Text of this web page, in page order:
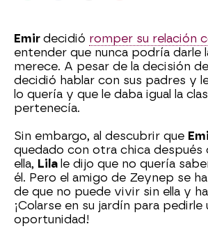
Emir decidió romper su relación
entender que nunca podría darle
merece. A pesar de la decisión
decidió hablar con sus padres y
lo quería y que le daba igual la
pertenecía.
Sin embargo, al descubrir que
quedado con otra chica después
ella, Lila le dijo que no quería
él. Pero el amigo de Zeynep se
de que no puede vivir sin ella y
¡Colarse en su jardín para pedirle
oportunidad!